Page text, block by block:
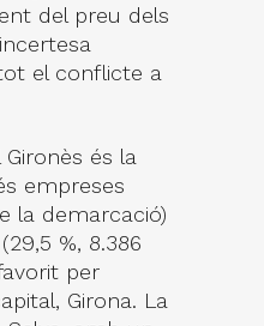
del preu dels
el conflicte a
és la
empreses
la demarcació)
%, 8.386
per
Girona. La